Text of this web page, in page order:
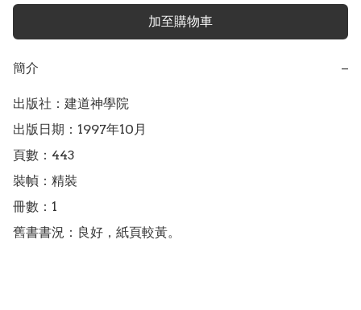
加至購物車
簡介 −
出版社：建道神學院
出版日期：1997年10月
頁數：443
裝幀：精裝
冊數：1
舊書書況：良好，紙頁較黃。